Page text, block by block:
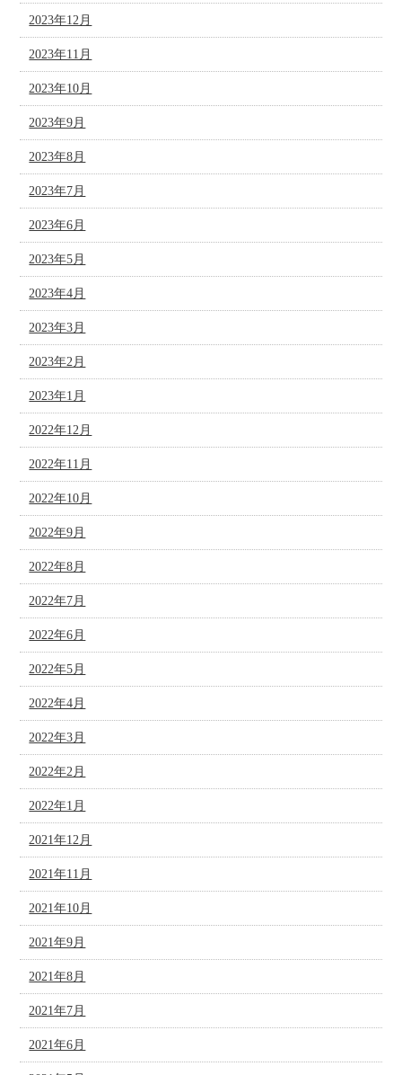
2023年12月
2023年11月
2023年10月
2023年9月
2023年8月
2023年7月
2023年6月
2023年5月
2023年4月
2023年3月
2023年2月
2023年1月
2022年12月
2022年11月
2022年10月
2022年9月
2022年8月
2022年7月
2022年6月
2022年5月
2022年4月
2022年3月
2022年2月
2022年1月
2021年12月
2021年11月
2021年10月
2021年9月
2021年8月
2021年7月
2021年6月